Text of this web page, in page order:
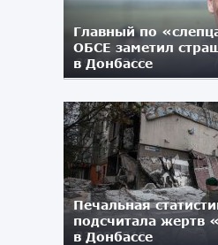
Главный по
ОБСЕ заметил
в Донбассе
09.08.2018
Печальная
подсчитала жертв
в Донбассе
03.08.2018